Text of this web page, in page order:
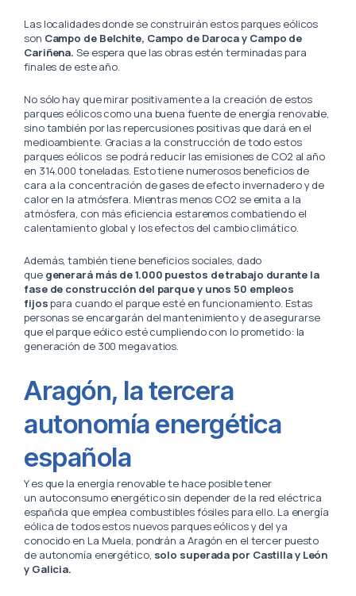
Las localidades donde se construirán estos parques eólicos
son Campo de Belchite, Campo de Daroca y Campo de
Cariñena. Se espera que las obras estén terminadas para
finales de este año.
No sólo hay que mirar positivamente a la creación de estos
parques eólicos como una buena fuente de energía renovable,
sino también por las repercusiones positivas que dará en el
medioambiente. Gracias a la construcción de todo estos
parques eólicos se podrá reducir las emisiones de CO2 al año
en 314.000 toneladas. Esto tiene numerosos beneficios de
cara a la concentración de gases de efecto invernadero y de
calor en la atmósfera. Mientras menos CO2 se emita a la
atmósfera, con más eficiencia estaremos combatiendo el
calentamiento global y los efectos del cambio climático.
Además, también tiene beneficios sociales, dado
quegenerará más de 1.000 puestos de trabajo durante la
fase de construcción del parque y unos 50 empleos
fijospara cuando el parque esté en funcionamiento. Estas
personas se encargarán del mantenimiento y de asegurarse
que el parque eólico esté cumpliendo con lo prometido: la
generación de 300 megavatios.
Aragón, la tercera
autonomía energética
española
Y es que la energía renovable te hace posible tener
un autoconsumo energético sin depender de la red eléctrica
española que emplea combustibles fósiles para ello. La energía
eólica de todos estos nuevos parques eólicos y del ya
conocido en La Muela, pondrán a Aragón en el tercer puesto
de autonomía energético, solo superada por Castilla y León
y Galicia.